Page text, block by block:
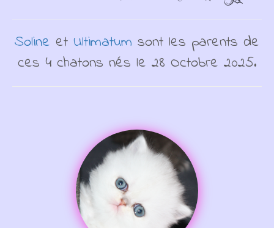
Soline et Ultimatum sont les parents de
ces 4 chatons nés le 28 Octobre 2025.